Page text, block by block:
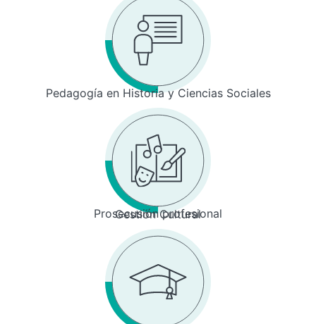
Pedagogía en Historia y Ciencias Sociales
Prosecusión profesional
Gestión Cultural